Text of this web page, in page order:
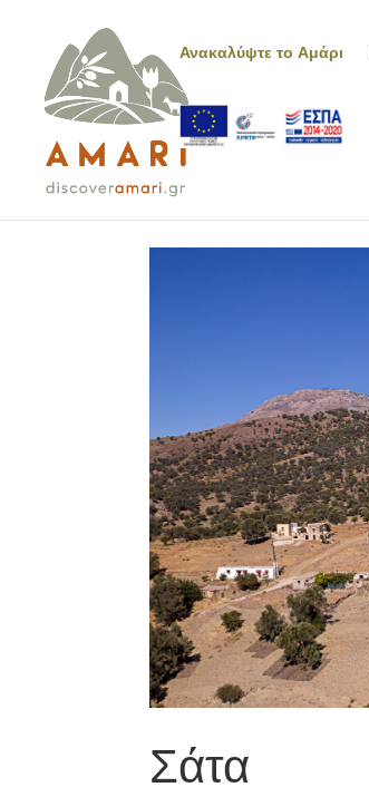
Ανακαλύψτε το Αμάρι
Σάτα